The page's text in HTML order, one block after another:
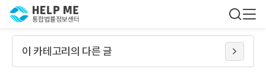
이 카테고리의 다른 글